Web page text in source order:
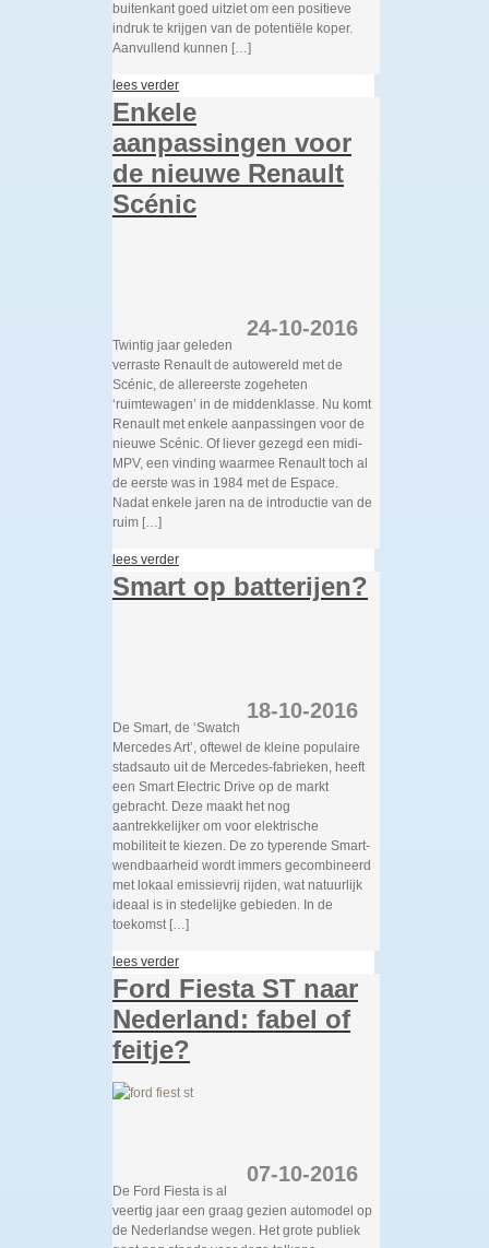
buitenkant goed uitziet om een positieve
indruk te krijgen van de potentiële koper.
Aanvullend kunnen […]
lees verder
Enkele
aanpassingen voor
de nieuwe Renault
Scénic
24-10-2016
Twintig jaar geleden
verraste Renault de autowereld met de
Scénic, de allereerste zogeheten
‘ruimtewagen’ in de middenklasse. Nu komt
Renault met enkele aanpassingen voor de
nieuwe Scénic. Of liever gezegd een midi-
MPV, een vinding waarmee Renault toch al
de eerste was in 1984 met de Espace.
Nadat enkele jaren na de introductie van de
ruim […]
lees verder
Smart op batterijen?
18-10-2016
De Smart, de ‘Swatch
Mercedes Art’, oftewel de kleine populaire
stadsauto uit de Mercedes-fabrieken, heeft
een Smart Electric Drive op de markt
gebracht. Deze maakt het nog
aantrekkelijker om voor elektrische
mobiliteit te kiezen. De zo typerende Smart-
wendbaarheid wordt immers gecombineerd
met lokaal emissievrij rijden, wat natuurlijk
ideaal is in stedelijke gebieden. In de
toekomst […]
lees verder
Ford Fiesta ST naar
Nederland: fabel of
feitje?
07-10-2016
De Ford Fiesta is al
veertig jaar een graag gezien automodel op
de Nederlandse wegen. Het grote publiek